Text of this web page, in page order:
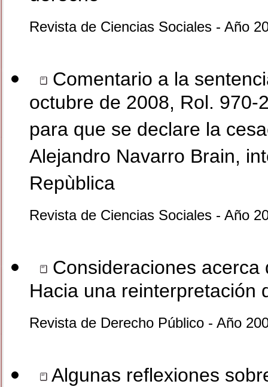
Revista de Ciencias Sociales - Año
Comentario a la
octubre de 2008, Rol.
para que se declare la
Alejandro Navarro Brain,
Repùblica
Revista de Ciencias Sociales - Año
Consideraciones
Hacia una reinterpretación
Revista de Derecho Público - Año
Algunas reflexiones